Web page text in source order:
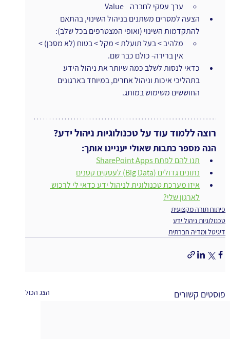
ערך עסקי לחברה    Value
הצעה למסרים משתנים בניהול השינוי, בהתאם
להתקדמות השינוי (ואופי המצטרפים בכל שלב):
מלהיב > בעל תועלת > מקל > בטוח (לא מסכן) >
אין ברירה- כולם כבר שם.
כדאי לנסות לשלב כמה שיותר את ניהול הידע
בתהליכי איכות וניהול אחרים, במיוחד בארגונים
החוששים משימוש במותג.
רוצה ללמוד עוד על טכנולוגיות ניהול ידע?
הנה מספר כתבות שאולי יעניינו אותך:
תנו להם לפתח SharePoint Apps
נתונים גדולים (Big Data) לעסקים קטנים
איזו מערכת טכנולוגית לניהול ידע כדאי לי לרכוש
לארגון שלי?
פיתוח תורה מקצועית
טכנולוגיות ניהול ידע
דיגיטל ומדיה חברתית
פוסטים קשורים הצג הכול